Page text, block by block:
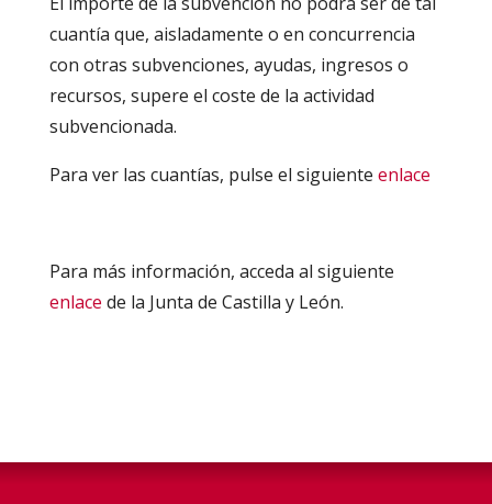
cuantía que, aisladamente o en concurrencia
con otras subvenciones, ayudas, ingresos o
recursos, supere el coste de la actividad
subvencionada.
Para ver las cuantías, pulse el siguiente enlace
Para más información, acceda al siguiente
enlace de la Junta de Castilla y León.